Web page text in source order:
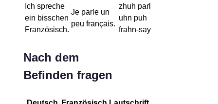
Ich spreche
ein bisschen
Französisch.
Je parle un
peu français.
zhuh parl
uhn puh
frahn-say
Nach dem
Befinden fragen